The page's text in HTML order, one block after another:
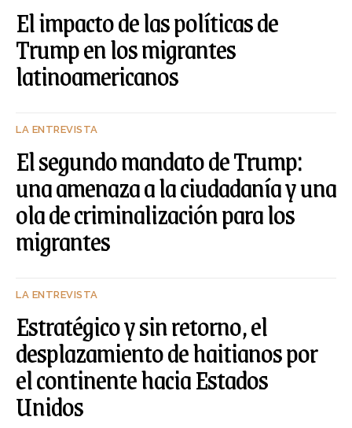
El impacto de las políticas de
Trump en los migrantes
latinoamericanos
LA ENTREVISTA
El segundo mandato de Trump:
una amenaza a la ciudadanía y una
ola de criminalización para los
migrantes
LA ENTREVISTA
Estratégico y sin retorno, el
desplazamiento de haitianos por
el continente hacia Estados
Unidos